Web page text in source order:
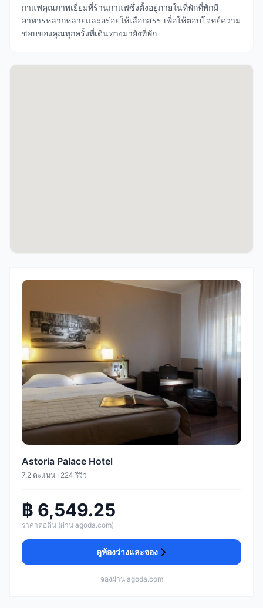
กาแฟคุณภาพเยี่ยมที่ร้านกาแฟซึ่งตั้งอยู่ภายในที่พักที่พักมี
อาหารหลากหลายและอร่อยให้เลือกสรร เพื่อให้ตอบโจทย์ความ
ชอบของคุณทุกครั้งที่เดินทางมายังที่พัก
Astoria Palace Hotel
7.2 คะแนน · 224 รีวิว
฿ 6,549.25
ราคาต่อคืน (ผ่าน agoda.com)
ดูห้องว่างและจอง
จองผ่าน agoda.com